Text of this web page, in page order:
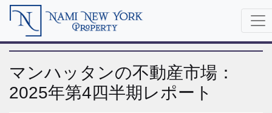
マンハッタンの不動産市場：
2025年第4四半期レポート